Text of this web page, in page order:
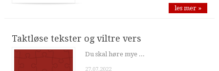
les mer »
Taktløse tekster og viltre vers
Du skal høre mye ...
27.07.2022